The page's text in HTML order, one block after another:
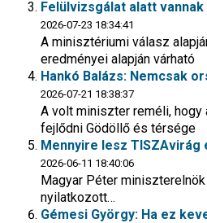
Felülvizsgálat alatt
2026-07-23 18:34:41
A minisztériumi válasz
eredményei alapján várható
Hankó Balázs: Nemcsak
2026-07-21 18:38:37
A volt miniszter reméli,
fejlődni Gödöllő és térsége
Mennyire lesz
2026-06-11 18:40:06
Magyar Péter
nyilatkozott…
Gémesi György: Ha ez